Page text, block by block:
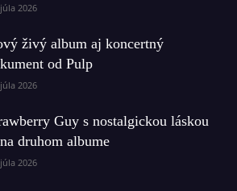
2026
živý album aj koncertný
od Pulp
2026
Guy s nostalgickou láskou
druhom albume
2026